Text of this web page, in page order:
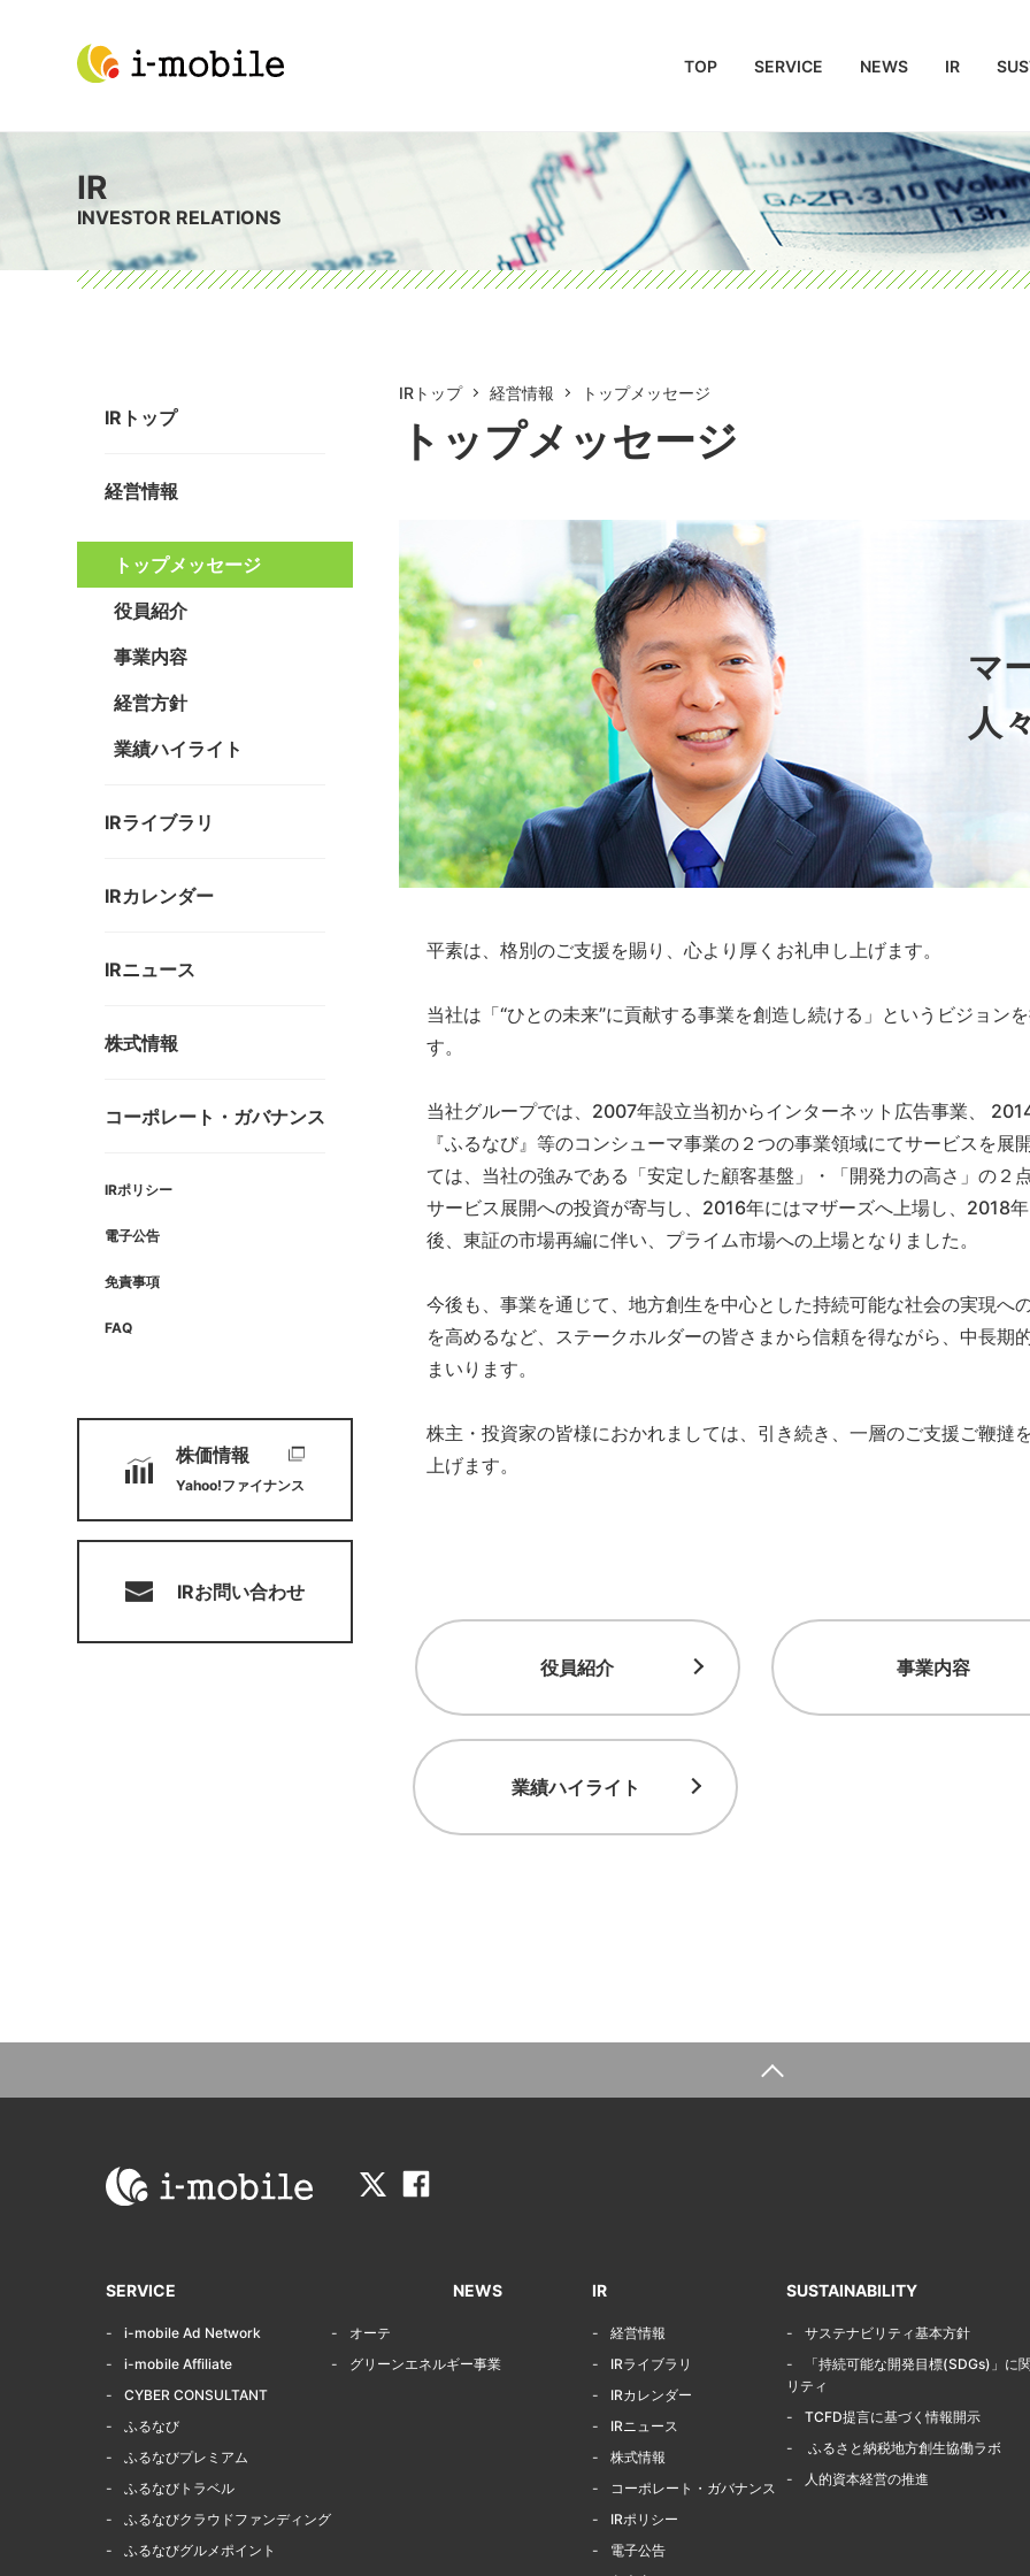
TOP SERVICE NEWS IR
IR
INVESTOR RELATIONS
IRトップ
経営情報
トップメッセージ
役員紹介
事業内容
経営方針
業績ハイライト
IRライブラリ
IRカレンダー
IRニュース
株式情報
コーポレート・ ガバナンス
IRポリシー
電子公告
免責事項
FAQ
株価情報
Yahoo!ファイナンス
IRお問い合わせ
IRトップ 経営情報 トップメッセージ
トップメッセージ
マ
人
平素は、格別のご支援を賜り、心より厚くお礼申し上げます。
当社は「“ひとの未来”に貢献する事業を創造し続ける」というビジョン
す。
当社グループでは、2007年設立当初からインターネット広告事業、
『ふるなび』等のコンシューマ事業の２つの事業領域にてサービスを展
ては、当社の強みである「安定した顧客基盤」・「開発力の高さ」の２
サービス展開への投資が寄与し、2016年にはマザーズへ上場し、2018
後、東証の市場再編に伴い、プライム市場への上場となりました。
今後も、事業を通じて、地方創生を中心とした持続可能な社会の実現へ
を高めるなど、ステークホルダーの皆さまから信頼を得ながら、中長期
まいります。
株主・投資家の皆様におかれましては、引き続き、一層のご支援ご鞭撻
上げます。
役員紹介 事業内容
業績ハイライト
SERVICE
i-mobile Ad Network
i-mobile Affiliate
CYBER CONSULTANT
ふるなび
ふるなびプレミアム
ふるなびトラベル
ふるなびクラウドファンディング
ふるなびグルメポイント
オーテ
グリーンエネルギー事業
NEWS IR
経営情報
IRライブラリ
IRカレンダー
IRニュース
株式情報
コーポレート・ガバナンス
IRポリシー
電子公告
SUSTAINABILITY
サステナビリティ基本方針
「持続可能な開発目標(SDGs)」に
リティ
TCFD提言に基づく情報開示
ふるさと納税地方創生協働ラボ
人的資本経営の推進